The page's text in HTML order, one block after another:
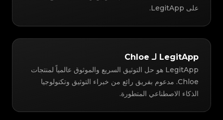
على LegitApp.
LegitApp لـ Chloe
LegitApp هو حل التوثيق السريع والموثوق عالمياً لمنتجات
Chloe. مدعوم بفريق رائع من خبراء التوثيق وتكنولوجيا
الذكاء الاصطناعي المتطورة.